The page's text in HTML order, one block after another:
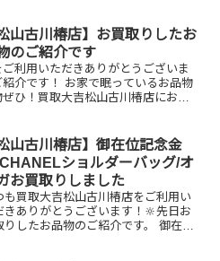
松山古川椿店】お買取りしたお
のご紹介です
利用いただきありがとうございま
介です！ お家で眠っているお品物
ひ！買取大吉松山古川椿店にお査
松山古川椿店】御在位記念金
ショルダーバッグ/オ
お買取りしました
も買取大吉松山古川椿店をご利用い
きありがとうございます！🔆先日お
りしたお品物のご紹介です。 御在位